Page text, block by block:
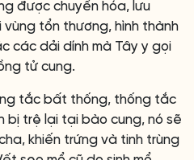
được chuyển hóa, lưu
tổn thương, hình thành
các dải dính mà Tây y gọi
tử cung.
tắc bất thống, thống tắc
bị trệ lại tại bào cung, nó sẽ
khiến trứng và tinh trùng